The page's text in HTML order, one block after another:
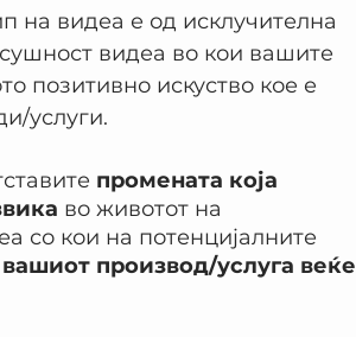
на видеа е од исклучителна
видеа во кои вашите
позитивно искуство кое е
услуги.
промената која
во животот на
со кои на потенцијалните
производ/услуга веќе